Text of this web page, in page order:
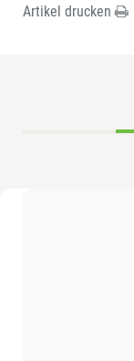
Artikel drucken